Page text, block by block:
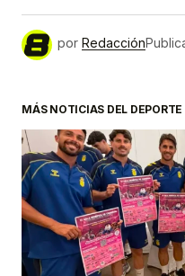
por Redacción
MÁS NOTICIAS DEL